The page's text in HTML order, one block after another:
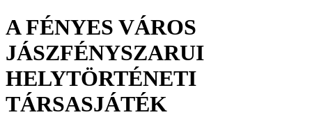
A FÉNYES VÁROS
JÁSZFÉNYSZARUI
HELYTÖRTÉNETI
TÁRSASJÁTÉK